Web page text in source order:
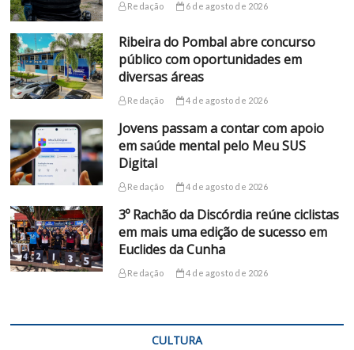
Redação 6 de agosto de 2026
Ribeira do Pombal abre concurso
público com oportunidades em
diversas áreas
Redação 4 de agosto de 2026
Jovens passam a contar com apoio
em saúde mental pelo Meu SUS
Digital
Redação 4 de agosto de 2026
3º Rachão da Discórdia reúne ciclistas
em mais uma edição de sucesso em
Euclides da Cunha
Redação 4 de agosto de 2026
CULTURA